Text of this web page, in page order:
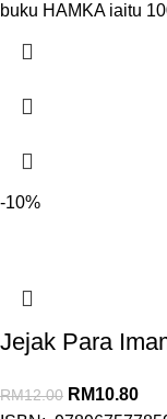
buku HAMKA iaitu
-10%
Jejak Para
RM12.00 RM10.80